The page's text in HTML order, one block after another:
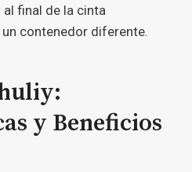
final de la cinta
contenedor diferente.
y Beneficios